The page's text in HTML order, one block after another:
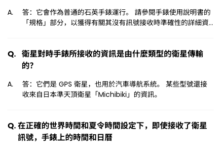
答：它會作為普通的石英手錶運行。 請參閱手錶使用說明書的
「規格」部分，以獲得有關其沒有訊號接收時準確性的詳細資
衛星對時手錶所接收的資訊是由什麼類型的衛星傳輸
的？
答：它們是 GPS 衛星，也用於汽車導航系統。 某些型號還接
收來自日本準天頂衛星「Michibiki」的資訊。
在正確的世界時間和夏令時間設定下，即使接收了衛星
訊號，手錶上的時間和日曆